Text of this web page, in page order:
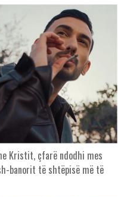
Kristit, çfarë ndodhi mes
banorit të shtëpisë më të